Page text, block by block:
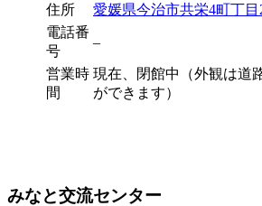
住所
愛媛県今治市共栄4町丁目
電話番
号
–
営業時
間
現在、閉館中（外観は道
ができます）
みなと交流センター